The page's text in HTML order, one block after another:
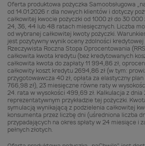
Oferta produktowa pożyczka Samoobsługowa
od 14.01.2026 r. dla nowych klientów i dotyczy
całkowitej kwocie pożyczki od 1000 zł do 30 000
24, 36, 44 lub 48 ratach miesięcznych. Liczba
od wybranej całkowitej kwoty pożyczki.
jest pozytywny wynik oceny zdolności kredytowej
Rzeczywista Roczna Stopa Oprocentowania
całkowita kwota kredytu (bez kredytowanych
całkowita kwota do zapłaty 11 994,86 zł,
całkowity koszt kredytu 2694,86 zł (w tym:
przygotowawcza 40 zł, opłata za elastyczny plan
766,98 zł), 23 miesięczne równe raty w
24. rata w wysokości 499,69 zł. Kalkulacja z dnia
reprezentatywnym przykładzie tej pożyczki.
symulacją wynikającą z podzielenia całkowitej
konsumenta przez liczbę dni (uśredniona liczba
przypadających na okres spłaty w 24 miesiące i
pełnych złotych.